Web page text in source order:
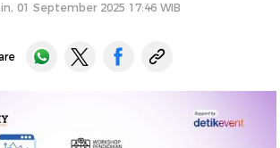
01 September 2025 17:46 WIB